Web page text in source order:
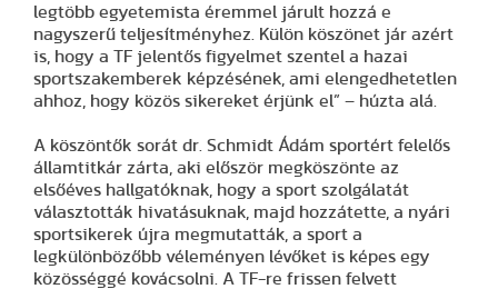
legtöbb egyetemista éremmel járult hozzá e
nagyszerű teljesítményhez. Külön köszönet jár azért
is, hogy a TF jelentős figyelmet szentel a hazai
sportszakemberek képzésének, ami elengedhetetlen
ahhoz, hogy közös sikereket érjünk el” – húzta alá.
A köszöntők sorát dr. Schmidt Ádám sportért felelős
államtitkár zárta, aki először megköszönte az
elsőéves hallgatóknak, hogy a sport szolgálatát
választották hivatásuknak, majd hozzátette, a nyári
sportsikerek újra megmutatták, a sport a
legkülönbözőbb véleményen lévőket is képes egy
közösséggé kovácsolni. A TF-re frissen felvett